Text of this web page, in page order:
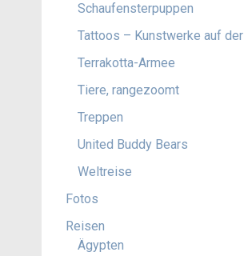
Schaufensterpuppen
Tattoos – Kunstwerke auf
Terrakotta-Armee
Tiere, rangezoomt
Treppen
United Buddy Bears
Weltreise
Fotos
Reisen
Ägypten